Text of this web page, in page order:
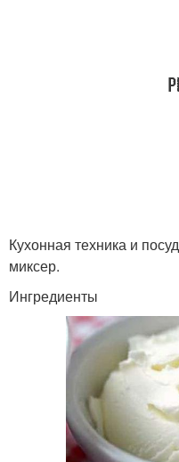
Кухонная техника и
миксер.
Ингредиенты